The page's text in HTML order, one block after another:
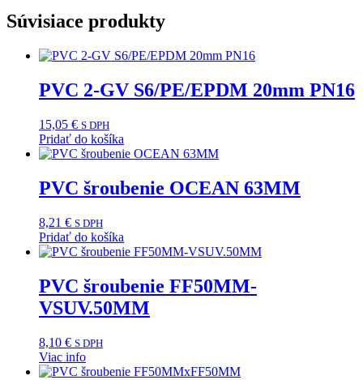
Súvisiace produkty
PVC 2-GV S6/PE/EPDM 20mm PN16
15,05 € S DPH
Pridať do košíka
PVC šroubenie OCEAN 63MM
8,21 € S DPH
Pridať do košíka
PVC šroubenie FF50MM-
VSUV.50MM
8,10 € S DPH
Viac info